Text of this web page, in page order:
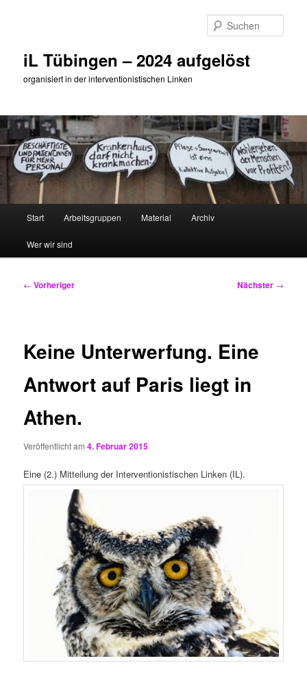
iL Tübingen – 2024 aufgelöst
organisiert in der interventionistischen Linken
Start Arbeitsgruppen Material Archiv
Wer wir sind
Beitragsnavigation
← Vorheriger Nächster →
Keine Unterwerfung. Eine
Antwort auf Paris liegt in
Athen.
Veröffentlicht am4. Februar 2015
Eine (2.) Mitteilung der Interventionistischen Linken (IL).